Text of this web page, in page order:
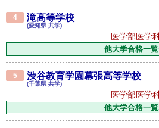
4 滝高等学校
(愛知県 共学)
医学部医学
他大学合格一
5 渋谷教育学園幕張高等学校
(千葉県 共学)
医学部医学
他大学合格一